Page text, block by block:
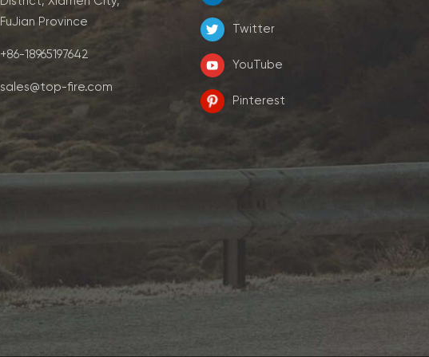
FuJian Province
+86-18965197642
sales@top-fire.com
Twitter
YouTube
Pinterest